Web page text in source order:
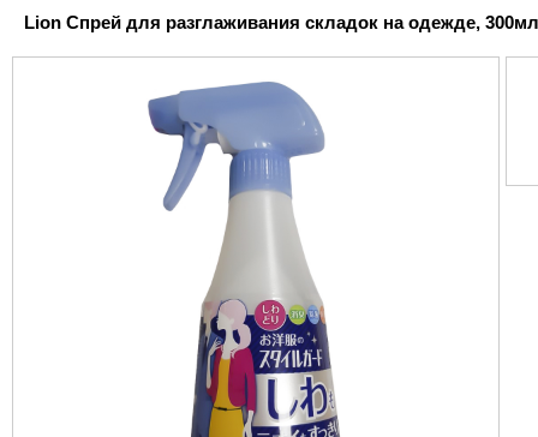
Lion Спрей для разглаживания складок на одежде, 300мл